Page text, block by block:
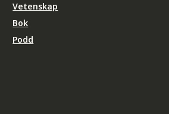
Vetenskap
Bok
Podd